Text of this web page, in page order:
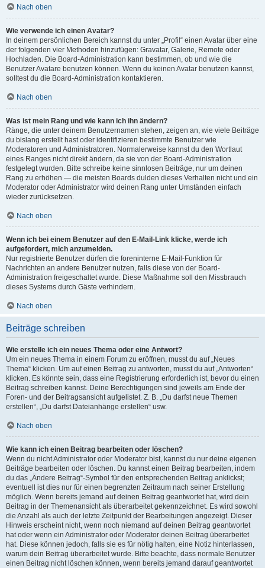
Nach oben
Wie verwende ich einen Avatar?
In deinem persönlichen Bereich kannst du unter „Profil“ einen Avatar über eine
der folgenden vier Methoden hinzufügen: Gravatar, Galerie, Remote oder
Hochladen. Die Board-Administration kann bestimmen, ob und wie die
Benutzer Avatare benutzen können. Wenn du keinen Avatar benutzen kannst,
solltest du die Board-Administration kontaktieren.
Nach oben
Was ist mein Rang und wie kann ich ihn ändern?
Ränge, die unter deinem Benutzernamen stehen, zeigen an, wie viele Beiträge
du bislang erstellt hast oder identifizieren bestimmte Benutzer wie
Moderatoren und Administratoren. Normalerweise kannst du den Wortlaut
eines Ranges nicht direkt ändern, da sie von der Board-Administration
festgelegt wurden. Bitte schreibe keine sinnlosen Beiträge, nur um deinen
Rang zu erhöhen — die meisten Boards dulden dieses Verhalten nicht und ein
Moderator oder Administrator wird deinen Rang unter Umständen einfach
wieder zurücksetzen.
Nach oben
Wenn ich bei einem Benutzer auf den E-Mail-Link klicke, werde ich
aufgefordert, mich anzumelden.
Nur registrierte Benutzer dürfen die foreninterne E-Mail-Funktion für
Nachrichten an andere Benutzer nutzen, falls diese von der Board-
Administration freigeschaltet wurde. Diese Maßnahme soll den Missbrauch
dieses Systems durch Gäste verhindern.
Nach oben
Beiträge schreiben
Wie erstelle ich ein neues Thema oder eine Antwort?
Um ein neues Thema in einem Forum zu eröffnen, musst du auf „Neues
Thema“ klicken. Um auf einen Beitrag zu antworten, musst du auf „Antworten“
klicken. Es könnte sein, dass eine Registrierung erforderlich ist, bevor du einen
Beitrag schreiben kannst. Deine Berechtigungen sind jeweils am Ende der
Foren- und der Beitragsansicht aufgelistet. Z. B. „Du darfst neue Themen
erstellen“, „Du darfst Dateianhänge erstellen“ usw.
Nach oben
Wie kann ich einen Beitrag bearbeiten oder löschen?
Wenn du nicht Administrator oder Moderator bist, kannst du nur deine eigenen
Beiträge bearbeiten oder löschen. Du kannst einen Beitrag bearbeiten, indem
du das „Ändere Beitrag“-Symbol für den entsprechenden Beitrag anklickst;
eventuell ist dies nur für einen begrenzten Zeitraum nach seiner Erstellung
möglich. Wenn bereits jemand auf deinen Beitrag geantwortet hat, wird dein
Beitrag in der Themenansicht als überarbeitet gekennzeichnet. Es wird sowohl
die Anzahl als auch der letzte Zeitpunkt der Bearbeitungen angezeigt. Dieser
Hinweis erscheint nicht, wenn noch niemand auf deinen Beitrag geantwortet
hat oder wenn ein Administrator oder Moderator deinen Beitrag überarbeitet
hat. Diese können jedoch, falls sie es für nötig halten, eine Notiz hinterlassen,
warum dein Beitrag überarbeitet wurde. Bitte beachte, dass normale Benutzer
einen Beitrag nicht löschen können, wenn bereits jemand darauf geantwortet